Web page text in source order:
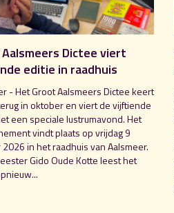
Dictee viert
editie in raadhuis
- Het Groot Aalsmeers Dictee keert
in oktober en viert de vijftiende
een speciale lustrumavond. Het
vindt plaats op vrijdag 9
in het raadhuis van Aalsmeer.
Gido Oude Kotte leest het